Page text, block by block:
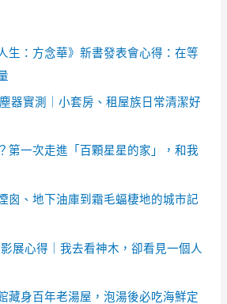
生：方念華》新書發表會心得：在等
器實測｜小套房、租屋族日常清潔好
第一次走進「百顆星星的家」，和我
囪、地下油庫到霜毛蝠棲地的城市記
展心得｜我去看神木，卻看見一個人
藏身百年老湯屋，泡湯後必吃海鮮定